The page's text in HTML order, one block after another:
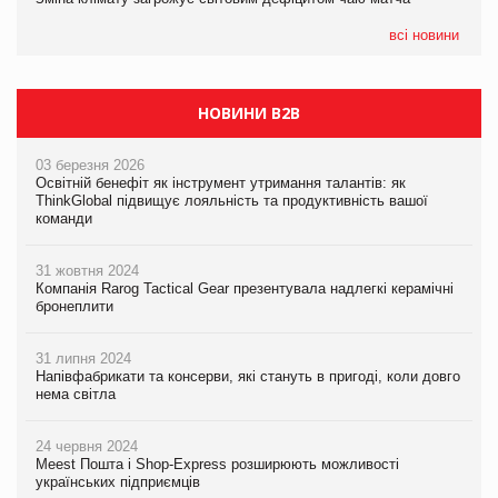
всі новини
EVA.UA запустила кампанію «Хто б знав» про асортимент,
НОВИНИ B2B
03 березня 2026
Освітній бенефіт як інструмент утримання талантів: як
ThinkGlobal підвищує лояльність та продуктивність вашої
команди
31 жовтня 2024
Компанія Rarog Tactical Gear презентувала надлегкі керамічні
бронеплити
31 липня 2024
Напівфабрикати та консерви, які стануть в пригоді, коли довго
нема світла
24 червня 2024
Meest Пошта і Shop-Express розширюють можливості
українських підприємців